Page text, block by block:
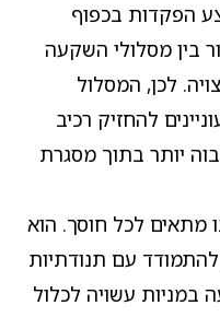
הפקדות בכפוף
בין מסלולי השקעה
לכן, המסלול
להחזיק רכיב
יותר בתוך מסגרת
מתאים לכל חוסך. הוא
עם תנודתיות
במניות עשויה לכלול